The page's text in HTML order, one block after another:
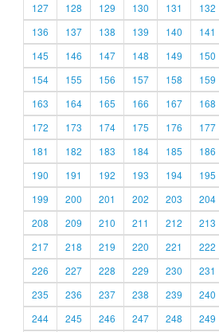
127
128 129 130 131 132
136
137 138 139 140 141
145
146 147 148 149 150
154
155 156 157 158 159
163
164 165 166 167 168
172
173 174 175 176 177
181
182 183 184 185 186
190
191 192 193 194 195
199
200 201 202 203 204
208
209 210 211 212 213
217
218 219 220 221 222
226
227 228 229 230 231
235
236 237 238 239 240
244
245 246 247 248 249